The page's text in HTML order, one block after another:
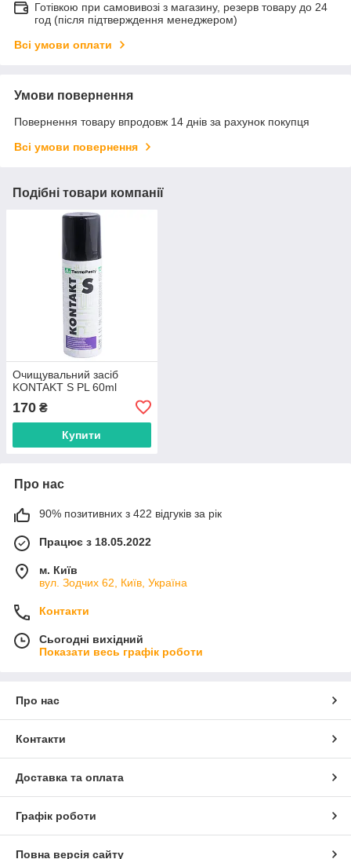
Готівкою при самовивозі з магазину, резерв товару до 24
год (після підтверждення менеджером)
Всі умови оплати
Умови повернення
Повернення товару впродовж 14 днів за рахунок покупця
Всі умови повернення
Подібні товари компанії
Очищувальний засіб
KONTAKT S PL 60ml
170 ₴
Купити
Про нас
90% позитивних з 422 відгуків за рік
Працює з 18.05.2022
м. Київ
вул. Зодчих 62, Київ, Україна
Контакти
Сьогодні вихідний
Показати весь графік роботи
Про нас
Контакти
Доставка та оплата
Графік роботи
Повна версія сайту